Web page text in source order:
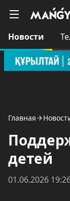
Новости
Главная
детей
01.06.2026